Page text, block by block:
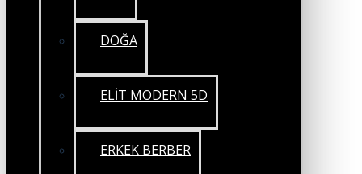
DOĞA
ELİT MODERN 5D
ERKEK BERBER